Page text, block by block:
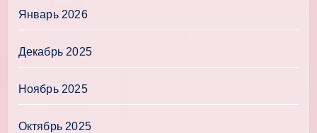
Январь 2026
Декабрь 2025
Ноябрь 2025
Октябрь 2025